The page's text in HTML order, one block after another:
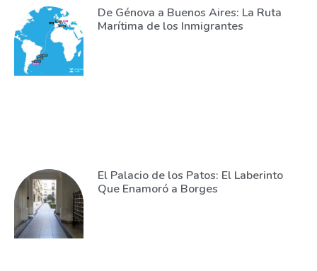
De Génova a Buenos Aires: La Ruta
Marítima de los Inmigrantes
El Palacio de los Patos: El Laberinto
Que Enamoró a Borges